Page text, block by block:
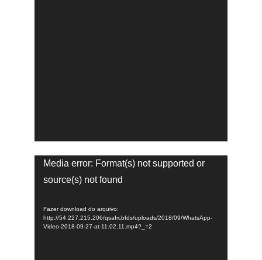
Tocador
de
Media error: Format(s) not supported or
source(s) not found
Fazer download do arquivo:
http://54.227.215.206/qsafrcbfds/uploads/2018/09/WhatsApp-
Video-2018-09-27-at-11.02.11.mp4?_=2